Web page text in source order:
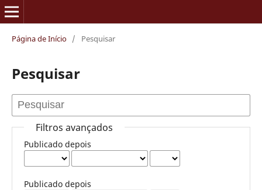
Página de Início / Pesquisar
Pesquisar
Filtros avançados
Publicado depois
Publicado depois